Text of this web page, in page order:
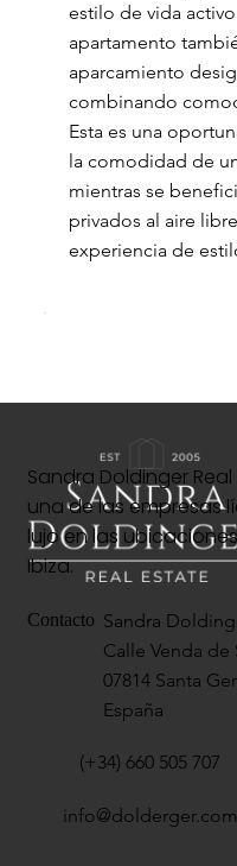
estilo de vida
apartamento
aparcamiento
combinando
Esta es una
la comodidad de
mientras se
privados al aire
experiencia de
Sandra Doldinger
una de las empresas
lujo en las
Ibiza.
Contacto Sandra
Calle Venda de
07814 Santa
España
(+34) 660 505 707
info@dolderger.com